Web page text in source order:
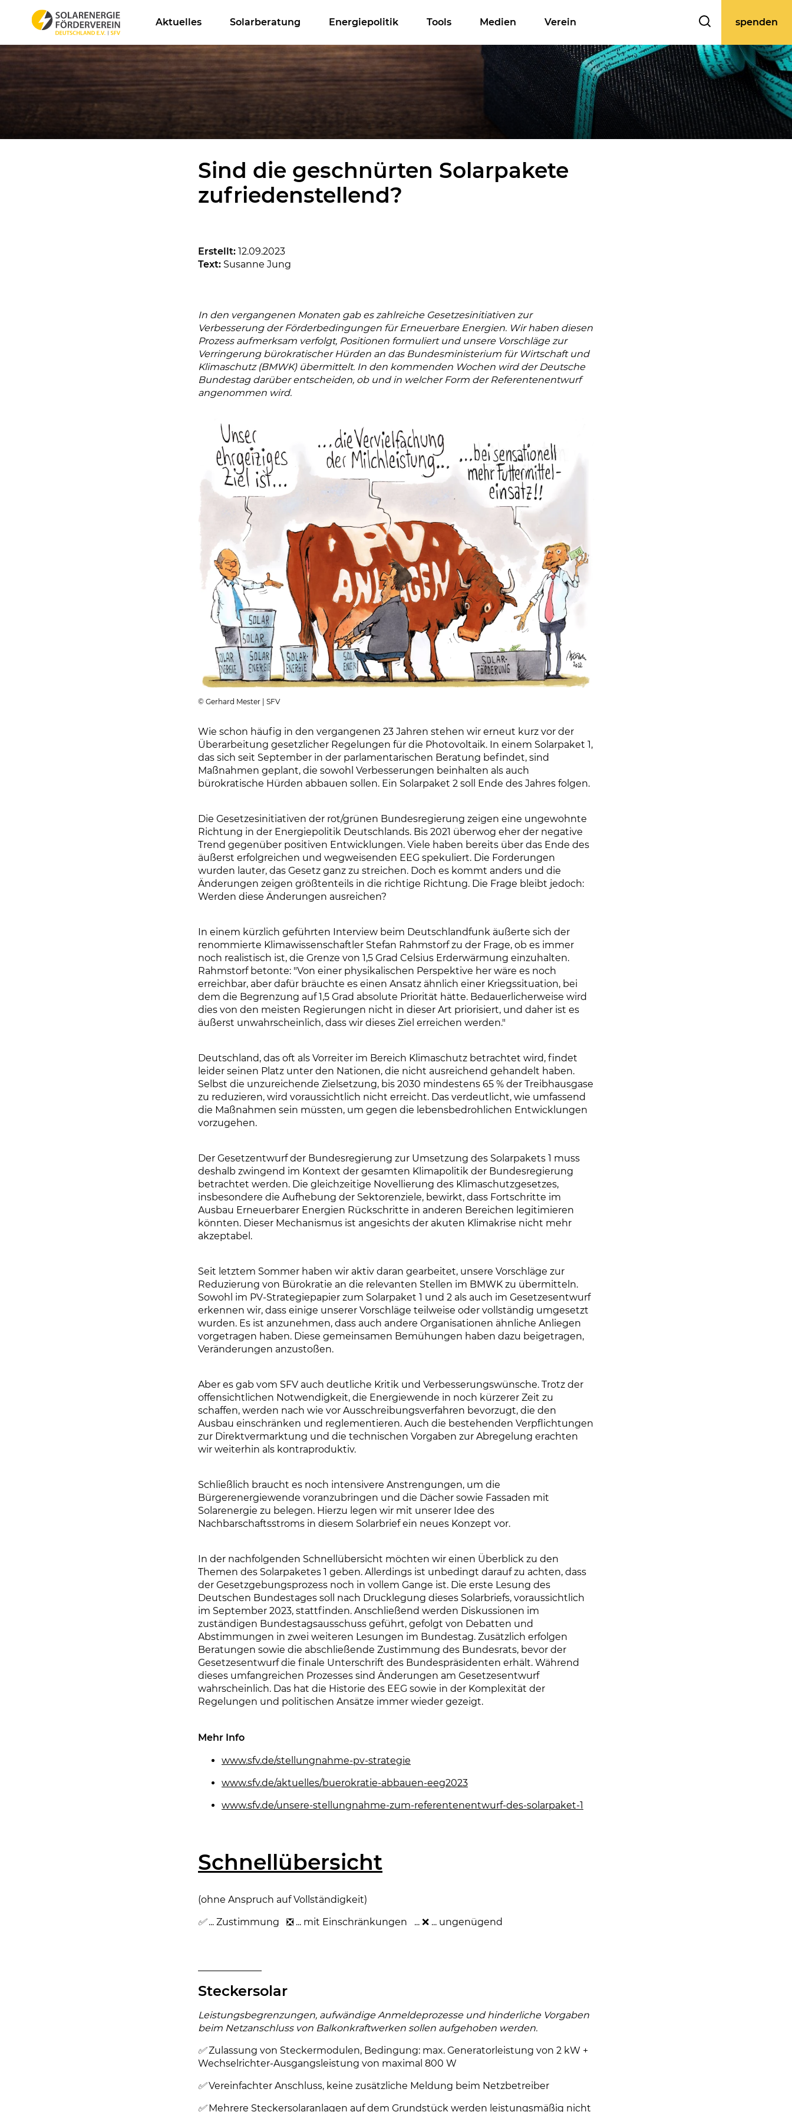
Aktuelles Solarberatung Energiepolitik Tools Medien Verein spenden
Sind die geschnürten Solarpakete
zufriedenstellend?
Erstellt: 12.09.2023
Text: Susanne Jung
In den vergangenen Monaten gab es zahlreiche Gesetzesinitiativen zur
Verbesserung der Förderbedingungen für Erneuerbare Energien. Wir haben diesen
Prozess aufmerksam verfolgt, Positionen formuliert und unsere Vorschläge zur
Verringerung bürokratischer Hürden an das Bundesministerium für Wirtschaft und
Klimaschutz (BMWK) übermittelt. In den kommenden Wochen wird der Deutsche
Bundestag darüber entscheiden, ob und in welcher Form der Referentenentwurf
angenommen wird.
© Gerhard Mester | SFV
Wie schon häufig in den vergangenen 23 Jahren stehen wir erneut kurz vor der
Überarbeitung gesetzlicher Regelungen für die Photovoltaik. In einem Solarpaket 1,
das sich seit September in der parlamentarischen Beratung befindet, sind
Maßnahmen geplant, die sowohl Verbesserungen beinhalten als auch
bürokratische Hürden abbauen sollen. Ein Solarpaket 2 soll Ende des Jahres folgen.
Die Gesetzesinitiativen der rot/grünen Bundesregierung zeigen eine ungewohnte
Richtung in der Energiepolitik Deutschlands. Bis 2021 überwog eher der negative
Trend gegenüber positiven Entwicklungen. Viele haben bereits über das Ende des
äußerst erfolgreichen und wegweisenden EEG spekuliert. Die Forderungen
wurden lauter, das Gesetz ganz zu streichen. Doch es kommt anders und die
Änderungen zeigen größtenteils in die richtige Richtung. Die Frage bleibt jedoch:
Werden diese Änderungen ausreichen?
In einem kürzlich geführten Interview beim Deutschlandfunk äußerte sich der
renommierte Klimawissenschaftler Stefan Rahmstorf zu der Frage, ob es immer
noch realistisch ist, die Grenze von 1,5 Grad Celsius Erderwärmung einzuhalten.
Rahmstorf betonte: "Von einer physikalischen Perspektive her wäre es noch
erreichbar, aber dafür bräuchte es einen Ansatz ähnlich einer Kriegssituation, bei
dem die Begrenzung auf 1,5 Grad absolute Priorität hätte. Bedauerlicherweise wird
dies von den meisten Regierungen nicht in dieser Art priorisiert, und daher ist es
äußerst unwahrscheinlich, dass wir dieses Ziel erreichen werden."
Deutschland, das oft als Vorreiter im Bereich Klimaschutz betrachtet wird, findet
leider seinen Platz unter den Nationen, die nicht ausreichend gehandelt haben.
Selbst die unzureichende Zielsetzung, bis 2030 mindestens 65 % der Treibhausgase
zu reduzieren, wird voraussichtlich nicht erreicht. Das verdeutlicht, wie umfassend
die Maßnahmen sein müssten, um gegen die lebensbedrohlichen Entwicklungen
vorzugehen.
Der Gesetzentwurf der Bundesregierung zur Umsetzung des Solarpakets 1 muss
deshalb zwingend im Kontext der gesamten Klimapolitik der Bundesregierung
betrachtet werden. Die gleichzeitige Novellierung des Klimaschutzgesetzes,
insbesondere die Aufhebung der Sektorenziele, bewirkt, dass Fortschritte im
Ausbau Erneuerbarer Energien Rückschritte in anderen Bereichen legitimieren
könnten. Dieser Mechanismus ist angesichts der akuten Klimakrise nicht mehr
akzeptabel.
Seit letztem Sommer haben wir aktiv daran gearbeitet, unsere Vorschläge zur
Reduzierung von Bürokratie an die relevanten Stellen im BMWK zu übermitteln.
Sowohl im PV-Strategiepapier zum Solarpaket 1 und 2 als auch im Gesetzesentwurf
erkennen wir, dass einige unserer Vorschläge teilweise oder vollständig umgesetzt
wurden. Es ist anzunehmen, dass auch andere Organisationen ähnliche Anliegen
vorgetragen haben. Diese gemeinsamen Bemühungen haben dazu beigetragen,
Veränderungen anzustoßen.
Aber es gab vom SFV auch deutliche Kritik und Verbesserungswünsche. Trotz der
offensichtlichen Notwendigkeit, die Energiewende in noch kürzerer Zeit zu
schaffen, werden nach wie vor Ausschreibungsverfahren bevorzugt, die den
Ausbau einschränken und reglementieren. Auch die bestehenden Verpflichtungen
zur Direktvermarktung und die technischen Vorgaben zur Abregelung erachten
wir weiterhin als kontraproduktiv.
Schließlich braucht es noch intensivere Anstrengungen, um die
Bürgerenergiewende voranzubringen und die Dächer sowie Fassaden mit
Solarenergie zu belegen. Hierzu legen wir mit unserer Idee des
Nachbarschaftsstroms in diesem Solarbrief ein neues Konzept vor.
In der nachfolgenden Schnellübersicht möchten wir einen Überblick zu den
Themen des Solarpaketes 1 geben. Allerdings ist unbedingt darauf zu achten, dass
der Gesetzgebungsprozess noch in vollem Gange ist. Die erste Lesung des
Deutschen Bundestages soll nach Drucklegung dieses Solarbriefs, voraussichtlich
im September 2023, stattfinden. Anschließend werden Diskussionen im
zuständigen Bundestagsausschuss geführt, gefolgt von Debatten und
Abstimmungen in zwei weiteren Lesungen im Bundestag. Zusätzlich erfolgen
Beratungen sowie die abschließende Zustimmung des Bundesrats, bevor der
Gesetzesentwurf die finale Unterschrift des Bundespräsidenten erhält. Während
dieses umfangreichen Prozesses sind Änderungen am Gesetzesentwurf
wahrscheinlich. Das hat die Historie des EEG sowie in der Komplexität der
Regelungen und politischen Ansätze immer wieder gezeigt.
Mehr Info
www.sfv.de/stellungnahme-pv-strategie
www.sfv.de/aktuelles/buerokratie-abbauen-eeg2023
www.sfv.de/unsere-stellungnahme-zum-referentenentwurf-des-solarpaket-1
Schnellübersicht
(ohne Anspruch auf Vollständigkeit)
✅... Zustimmung ❎ ... mit Einschränkungen ... ❌ ... ungenügend
Steckersolar
Leistungsbegrenzungen, aufwändige Anmeldeprozesse und hinderliche Vorgaben
beim Netzanschluss von Balkonkraftwerken sollen aufgehoben werden.
✅Zulassung von Steckermodulen, Bedingung: max. Generatorleistung von 2 kW +
Wechselrichter-Ausgangsleistung von maximal 800 W
✅Vereinfachter Anschluss, keine zusätzliche Meldung beim Netzbetreiber
✅Mehrere Steckersolaranlagen auf dem Grundstück werden leistungsmäßig nicht